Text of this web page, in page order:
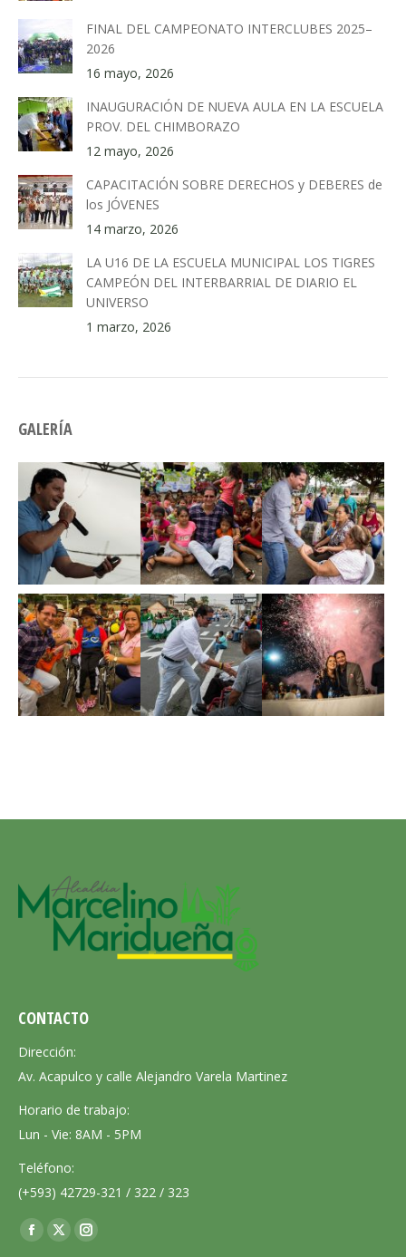
FINAL DEL CAMPEONATO INTERCLUBES 2025–
2026
16 mayo, 2026
INAUGURACIÓN DE NUEVA AULA EN LA ESCUELA
PROV. DEL CHIMBORAZO
12 mayo, 2026
CAPACITACIÓN SOBRE DERECHOS y DEBERES de
los JÓVENES
14 marzo, 2026
LA U16 DE LA ESCUELA MUNICIPAL LOS TIGRES
CAMPEÓN DEL INTERBARRIAL DE DIARIO EL
UNIVERSO
1 marzo, 2026
GALERÍA
CONTACTO
Dirección:
Av. Acapulco y calle Alejandro Varela Martinez
Horario de trabajo:
Lun - Vie: 8AM - 5PM
Teléfono:
(+593) 42729-321 / 322 / 323
Encuéntranos en:
Facebook
X
Instagram